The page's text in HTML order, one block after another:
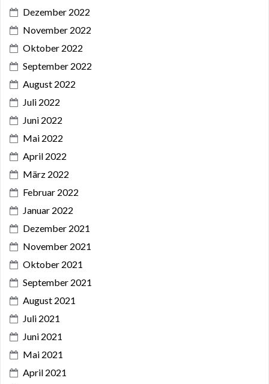
Dezember 2022
November 2022
Oktober 2022
September 2022
August 2022
Juli 2022
Juni 2022
Mai 2022
April 2022
März 2022
Februar 2022
Januar 2022
Dezember 2021
November 2021
Oktober 2021
September 2021
August 2021
Juli 2021
Juni 2021
Mai 2021
April 2021